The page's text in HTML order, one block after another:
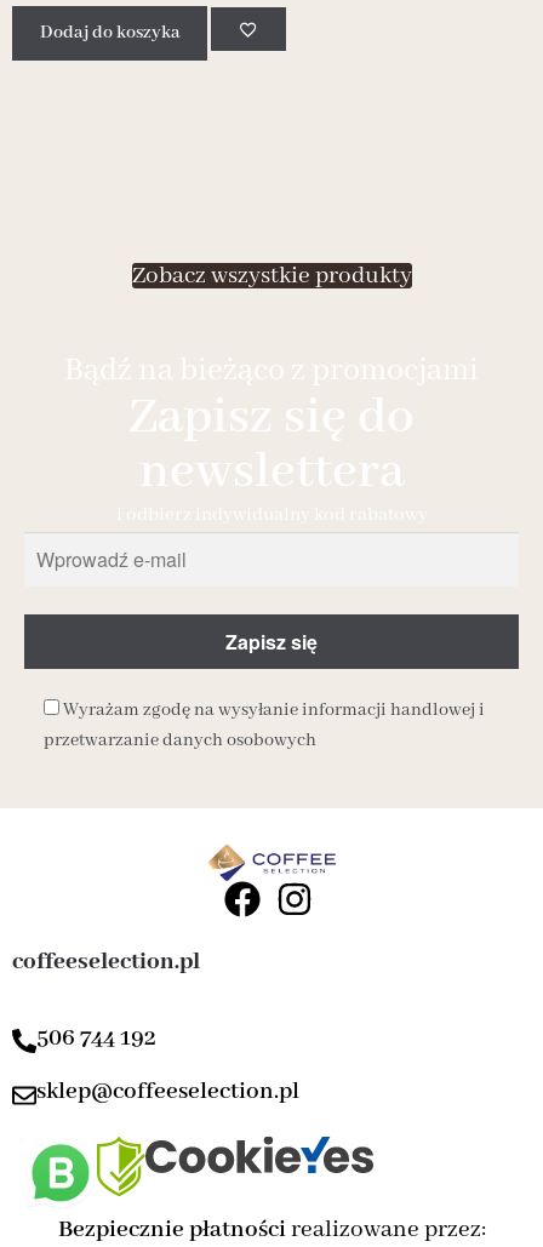
Dodaj do koszyka
Zobacz wszystkie produkty
Bądź na bieżąco z promocjami
Zapisz się do
newslettera
i odbierz indywidualny kod rabatowy
Wyrażam zgodę na wysyłanie informacji handlowej i
przetwarzanie danych osobowych
coffeeselection.pl
506 744 192
sklep@coffeeselection.pl
Bezpiecznie płatnościrealizowane przez: